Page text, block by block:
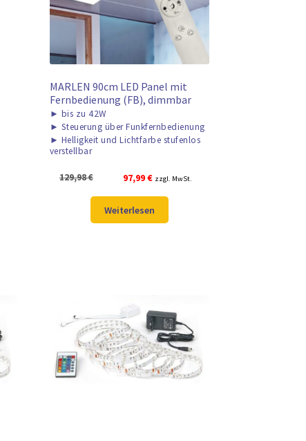
MARLEN 90cm LED Panel mit
Fernbedienung (FB), dimmbar
► bis zu 42W
► Steuerung über Funkfernbedienung
► Helligkeit und Lichtfarbe stufenlos
verstellbar
129,98€
Ursprünglicher
war:
129,98 €
97,99€Aktueller
ist:
97,99 €.
zzgl. MwSt.
Weiterlesen